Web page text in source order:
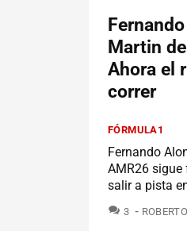
Martin
Ahora el
correr
FÓRMULA1
Fernando
AMR26
salir a pista
3